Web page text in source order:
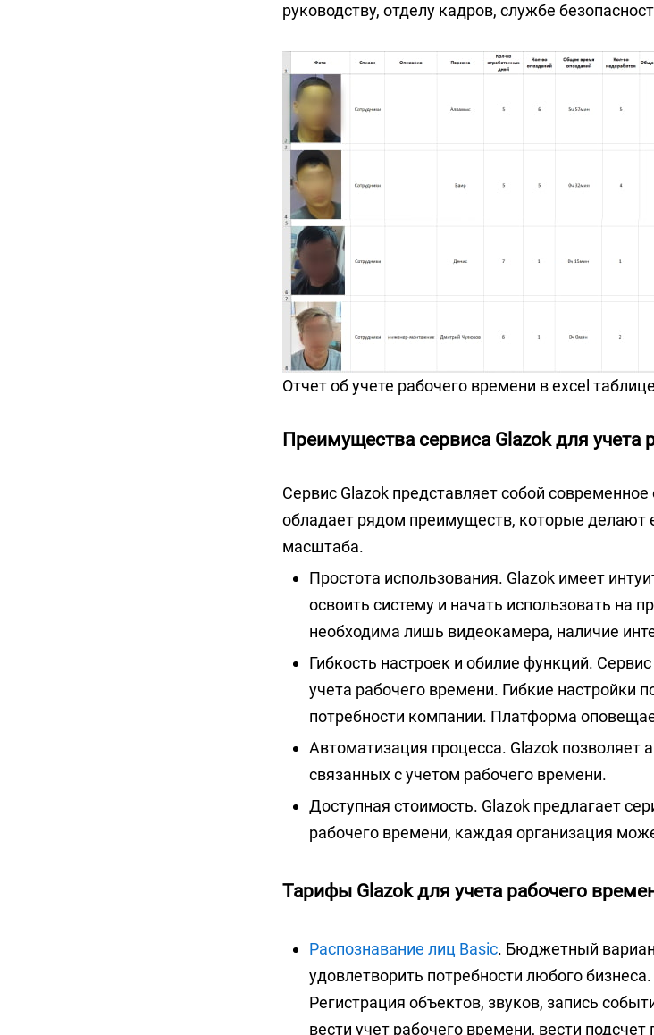
руководству, отделу кадров, службе
Отчет об учете рабочего времени в excel таблице
Преимущества сервиса Glazok для учета
Сервис Glazok представляет собой
обладает рядом преимуществ, которые
масштаба.
Простота использования. Glazok имеет
освоить систему и начать использовать на
необходима лишь видеокамера, наличие
Гибкость настроек и обилие функций.
учета рабочего времени. Гибкие настройки
потребности компании. Платформа
Автоматизация процесса. Glazok позволяет
связанных с учетом рабочего времени.
Доступная стоимость. Glazok предлагает
рабочего времени, каждая организация
Тарифы Glazok для учета рабочего
Распознавание лиц Basic. Бюджетный
удовлетворить потребности любого
Регистрация объектов, звуков, запись
вести учет рабочего времени, вести